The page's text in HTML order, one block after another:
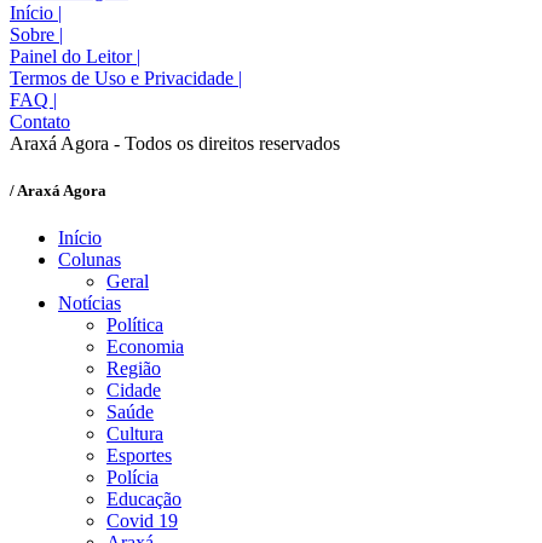
Início |
Sobre |
Painel do Leitor |
Termos de Uso e Privacidade |
FAQ |
Contato
Araxá Agora - Todos os direitos reservados
/ Araxá Agora
Início
Colunas
Geral
Notícias
Política
Economia
Região
Cidade
Saúde
Cultura
Esportes
Polícia
Educação
Covid 19